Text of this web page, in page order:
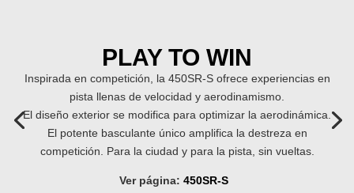
PLAY TO WIN
Inspirada en competición, la 450SR-S ofrece experiencias en
pista llenas de velocidad y aerodinamismo.
El diseño exterior se modifica para optimizar la aerodinámica.
El potente basculante único amplifica la destreza en
competición. Para la ciudad y para la pista, sin vueltas.
Ver página: 450SR-S